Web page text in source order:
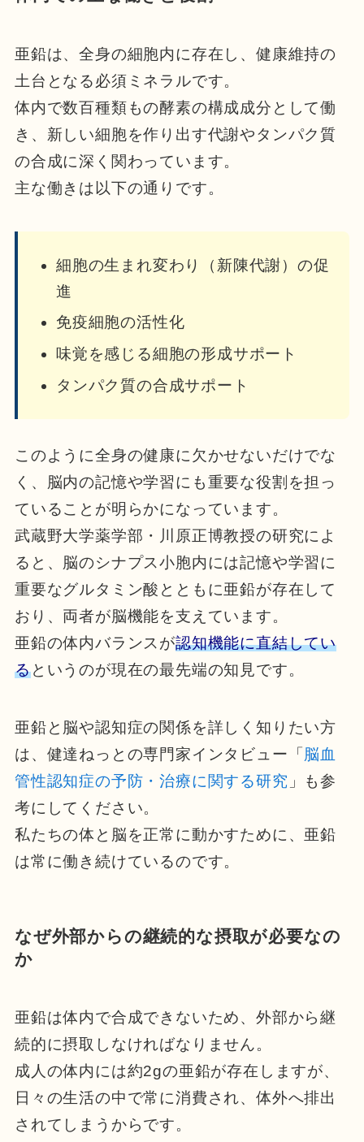
亜鉛は、全身の細胞内に存在し、健康維持の
土台となる必須ミネラルです。
体内で数百種類もの酵素の構成成分として働
き、新しい細胞を作り出す代謝やタンパク質
の合成に深く関わっています。
主な働きは以下の通りです。
細胞の生まれ変わり（新陳代謝）の促
進
免疫細胞の活性化
味覚を感じる細胞の形成サポート
タンパク質の合成サポート
このように全身の健康に欠かせないだけでな
く、脳内の記憶や学習にも重要な役割を担っ
ていることが明らかになっています。
武蔵野大学薬学部・川原正博教授の研究によ
ると、脳のシナプス小胞内には記憶や学習に
重要なグルタミン酸とともに亜鉛が存在して
おり、両者が脳機能を支えています。
亜鉛の体内バランスが認知機能に直結してい
るというのが現在の最先端の知見です。
亜鉛と脳や認知症の関係を詳しく知りたい方
は、健達ねっとの専門家インタビュー「脳血
管性認知症の予防・治療に関する研究 」も参
考にしてください。
私たちの体と脳を正常に動かすために、亜鉛
は常に働き続けているのです。
なぜ外部からの継続的な摂取が必要なの
か
亜鉛は体内で合成できないため、外部から継
続的に摂取しなければなりません。
成人の体内には約2gの亜鉛が存在しますが、
日々の生活の中で常に消費され、体外へ排出
されてしまうからです。